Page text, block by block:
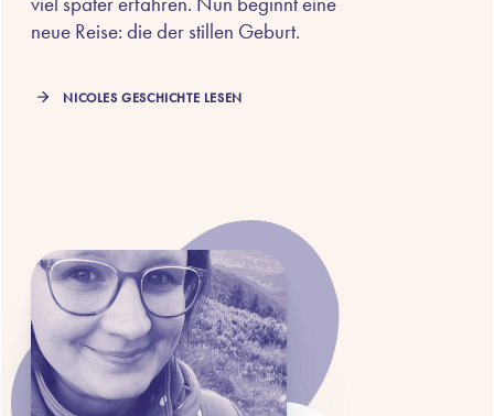
neue Reise: die der stillen Geburt.
NICOLES GESCHICHTE LESEN